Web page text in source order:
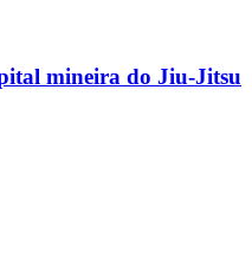
mineira do Jiu-Jitsu